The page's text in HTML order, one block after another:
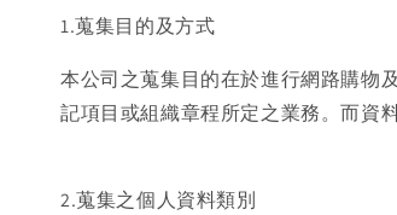
1.蒐集目的及方式
本公司之蒐集目的在於進行網路購物
記項目或組織章程所定之業務。而資
2.蒐集之個人資料類別